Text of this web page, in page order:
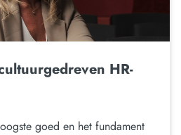
HR-
goed en het fundament